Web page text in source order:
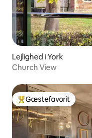
Lejlighed i York
Church View
Bedste gæstefavorit
Gæstefavorit